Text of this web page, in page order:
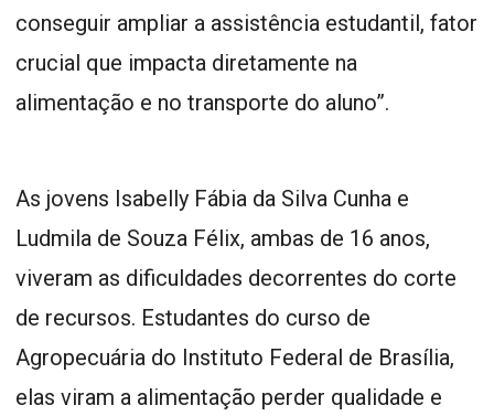
conseguir ampliar a assistência estudantil, fator
crucial que impacta diretamente na
alimentação e no transporte do aluno”.
As jovens Isabelly Fábia da Silva Cunha e
Ludmila de Souza Félix, ambas de 16 anos,
viveram as dificuldades decorrentes do corte
de recursos. Estudantes do curso de
Agropecuária do Instituto Federal de Brasília,
elas viram a alimentação perder qualidade e